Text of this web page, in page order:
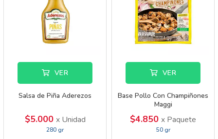
VER
Salsa de Piña Aderezos
$5.000 x Unidad
280 gr
VER
Base Pollo Con Champiñones
Maggi
$4.850 x Paquete
50 gr